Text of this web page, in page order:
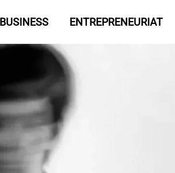
BUSINESS ENTREPRENEURIAT